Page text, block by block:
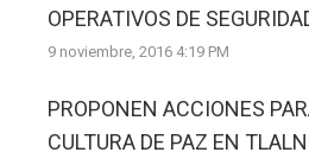
OPERATIVOS DE
9 noviembre, 2016 4:19 PM
PROPONEN ACCIONES
CULTURA DE PAZ EN